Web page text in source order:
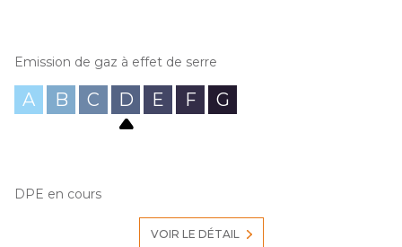
Emission de gaz à effet de serre
A B C D E F G
DPE en cours
VOIR LE DÉTAIL